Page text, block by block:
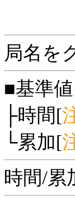
局名を
■基準
├時間[
└累加[
時間/累